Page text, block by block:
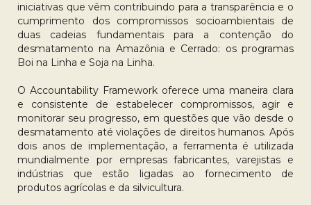
iniciativas que vêm contribuindo para a transparência e o
cumprimento dos compromissos socioambientais de
duas cadeias fundamentais para a contenção do
desmatamento na Amazônia e Cerrado: os programas
Boi na Linha e Soja na Linha.
O Accountability Framework oferece uma maneira clara
e consistente de estabelecer compromissos, agir e
monitorar seu progresso, em questões que vão desde o
desmatamento até violações de direitos humanos. Após
dois anos de implementação, a ferramenta é utilizada
mundialmente por empresas fabricantes, varejistas e
indústrias que estão ligadas ao fornecimento de
produtos agrícolas e da silvicultura.